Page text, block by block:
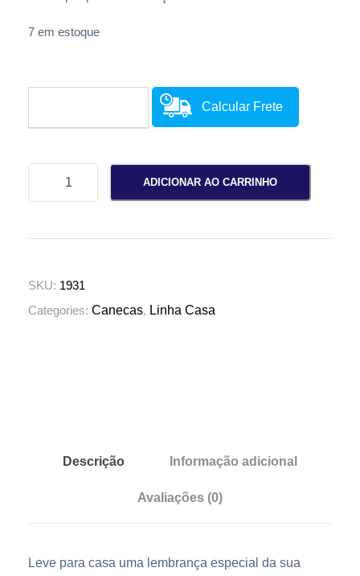
7 em estoque
Calcular Frete
e
a
3
n
ADICIONAR AO CARRINHO
SKU: 1931
Categories: Canecas, Linha Casa
Descrição Informação adicional
Avaliações (0)
Leve para casa uma lembrança especial da sua